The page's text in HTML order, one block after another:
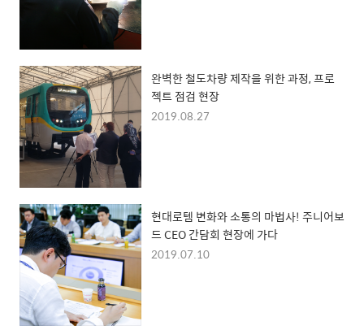
완벽한 철도차량 제작을 위한 과정, 프로
젝트 점검 현장
2019.08.27
현대로템 변화와 소통의 마법사! 주니어보
드 CEO 간담회 현장에 가다
2019.07.10